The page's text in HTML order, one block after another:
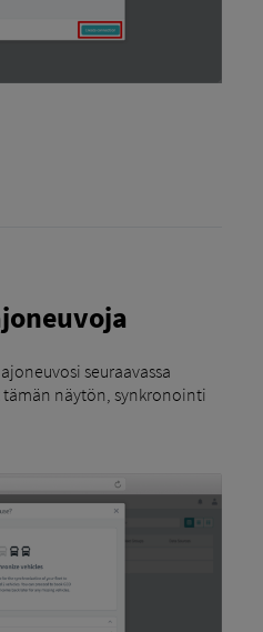
seuraavassa
tämän näytön, synkronointi